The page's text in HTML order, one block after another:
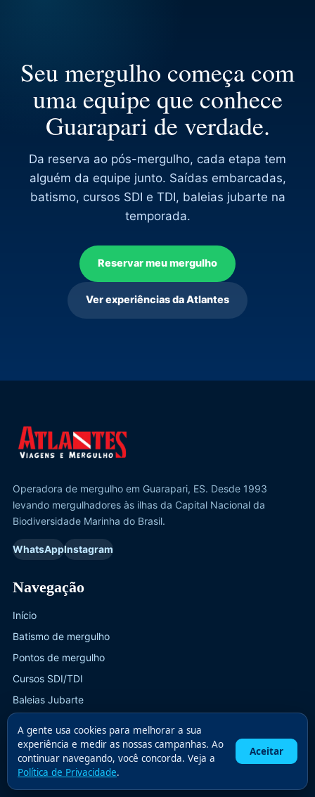
Seu mergulho começa com
uma equipe que conhece
Guarapari de verdade.
Da reserva ao pós-mergulho, cada etapa tem
alguém da equipe junto. Saídas embarcadas,
batismo, cursos SDI e TDI, baleias jubarte na
temporada.
Reservar meu mergulho
Ver experiências da Atlantes
Operadora de mergulho em Guarapari, ES. Desde 1993
levando mergulhadores às ilhas da Capital Nacional da
Biodiversidade Marinha do Brasil.
WhatsAppInstagram
Navegação
Início
Batismo de mergulho
Pontos de mergulho
Cursos SDI/TDI
Baleias Jubarte
Blog
Contato
A gente usa cookies para melhorar a sua
experiência e medir as nossas campanhas. Ao
continuar navegando, você concorda. Veja a
Política de Privacidade.
Aceitar